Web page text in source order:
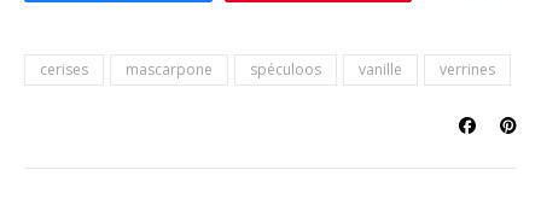
cerises mascarpone spéculoos vanille verrines